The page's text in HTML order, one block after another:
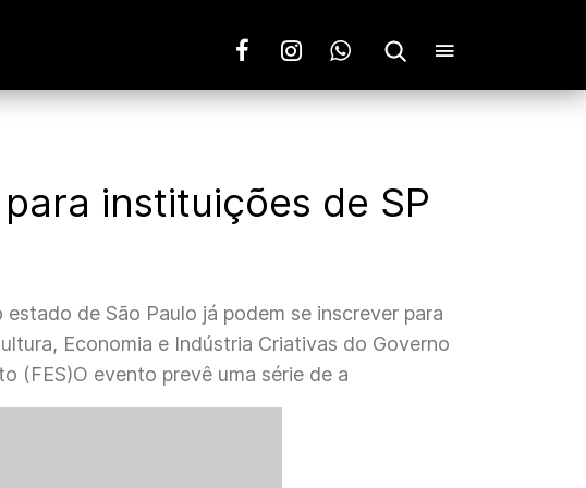
instituições de SP
de São Paulo já podem se inscrever para
Economia e Indústria Criativas do Governo
(FES)O evento prevê uma série de a